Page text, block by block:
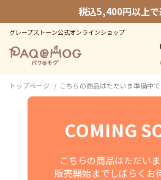
税込5,400円以上
グレープストーン公式オンラインショップ
トップページ こちらの商品はただいま準備中
COMING
こちらの商品はただいま
販売開始までしばらくお